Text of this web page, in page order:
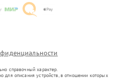
справочный характер.
для описания устройств, в отношении которых